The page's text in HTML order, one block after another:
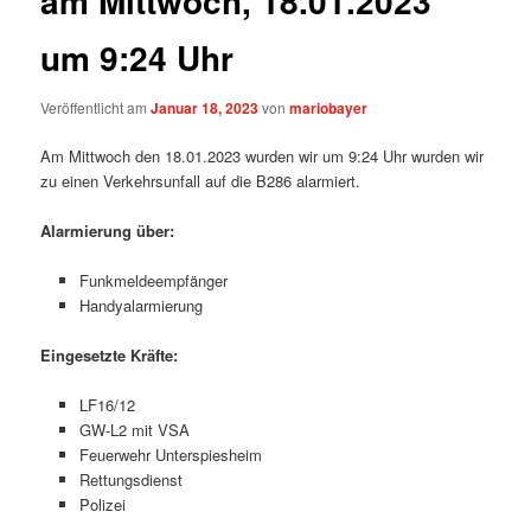
um 9:24 Uhr
Veröffentlicht amJanuar 18, 2023vonmariobayer
Am Mittwoch den 18.01.2023 wurden wir um 9:24 Uhr wurden wir
zu einen Verkehrsunfall auf die B286 alarmiert.
Alarmierung über:
Funkmeldeempfänger
Handyalarmierung
Eingesetzte Kräfte:
LF16/12
GW-L2 mit VSA
Feuerwehr Unterspiesheim
Rettungsdienst
Polizei